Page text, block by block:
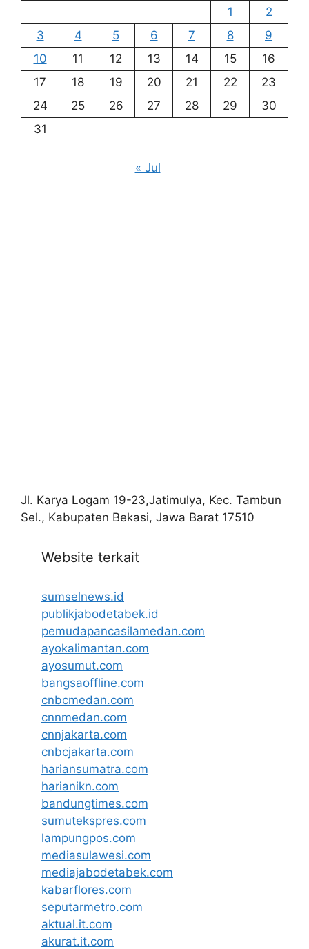
1
2
3
4 5 6 7 8
9
10
11 12 13 14 15
16
17
18 19 20 21 22
23
24
25 26 27 28 29
30
31
« Jul
Jl. Karya Logam 19-23,Jatimulya, Kec. Tambun
Sel., Kabupaten Bekasi, Jawa Barat 17510
Website terkait
sumselnews.id
publikjabodetabek.id
pemudapancasilamedan.com
ayokalimantan.com
ayosumut.com
bangsaoffline.com
cnbcmedan.com
cnnmedan.com
cnnjakarta.com
cnbcjakarta.com
hariansumatra.com
harianikn.com
bandungtimes.com
sumutekspres.com
lampungpos.com
mediasulawesi.com
mediajabodetabek.com
kabarflores.com
seputarmetro.com
aktual.it.com
akurat.it.com